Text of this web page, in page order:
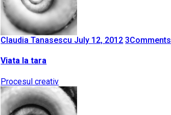
Claudia Tanasescu July 12, 2012 3Comments
Viata la tara
Procesul creativ